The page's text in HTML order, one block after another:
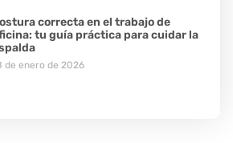
correcta en el trabajo de
tu guía práctica para cuidar la
de enero de 2026